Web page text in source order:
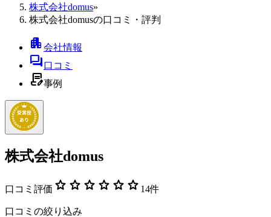
株式会社domus»
株式会社domusの口コミ・評判
apartment会社情報
forum口コミ
contract_edit事例
株式会社domus
口コミ評価 star star star star star star 14件
口コミの絞り込み